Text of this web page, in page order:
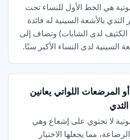
هي الخط الأول للنساء تحت
الثدي بالأشعة السينية له فائدة
لدى الشابات) وتضاف إلى
السينية لدى النساء الأكبر سنًا.
المرضعات اللواتي يعانين
لا تحتوي على إشعاع وهي
مما يجعلها الاختبار